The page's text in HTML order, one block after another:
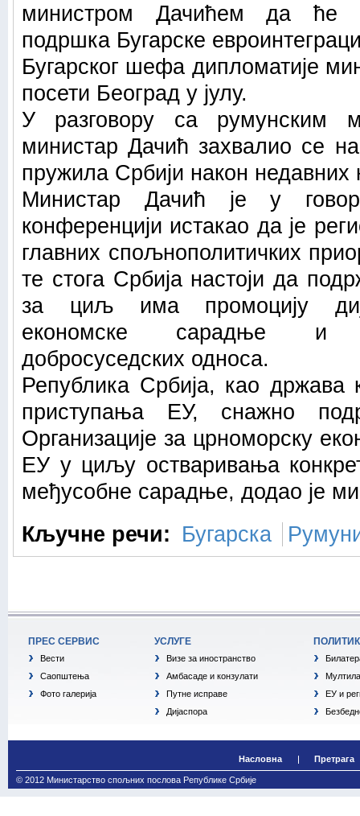
министром Дачићем да ће
подршка Бугарске
Бугарског шефа дипломатије
посети Београд у јулу.
У разговору са румунским
министар Дачић захвалио се
пружила Србији након
Министар Дачић је у
конференцији истакао да je
главних спољнополитичких
те стога Србија настоји да
за циљ има промоцију
економске сарадње и
добросуседских односа.
Република Србија, као држава
приступања ЕУ, снажно
Организације за црноморску
ЕУ у циљу остваривања
међусобне сарадње, додао је
Кључне речи: Бугарска
ПРЕС СЕРВИС
Вести
Саопштења
Фото галерија
УСЛУГЕ
Визе за иностранство
Амбасаде и конзулати
Путне исправе
Дијаспора
ЕУ и
Насловна Претрага
© 2012 Министарство спољних послова Републике Србије